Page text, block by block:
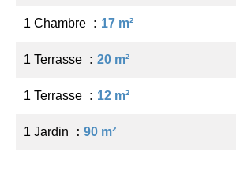
1 Chambre 17 m²
1 Terrasse 20 m²
1 Terrasse 12 m²
1 Jardin 90 m²